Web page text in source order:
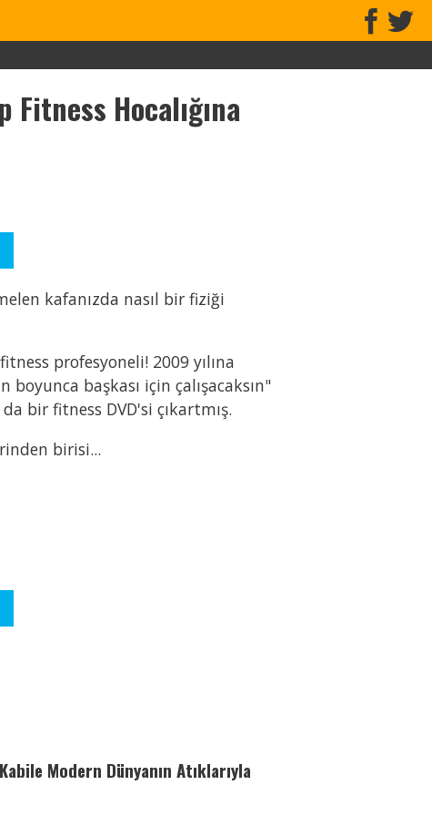
Hocalığına
kafanızda nasıl bir fiziği
profesyoneli! 2009 yılına
boyunca başkası için çalışacaksın"
bir fitness DVD'si çıkartmış.
birisi...
Modern Dünyanın Atıklarıyla